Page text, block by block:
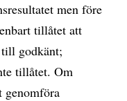
men före
tillåtet att
godkänt;
tillåtet. Om
genomföra